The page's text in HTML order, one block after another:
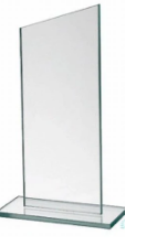
GROZAM